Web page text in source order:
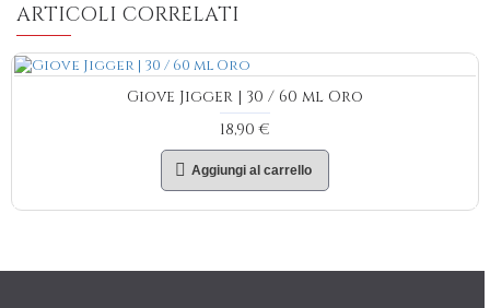
ARTICOLI CORRELATI
Giove Jigger | 30 / 60 ml Oro
18,90 €
Aggiungi al carrello